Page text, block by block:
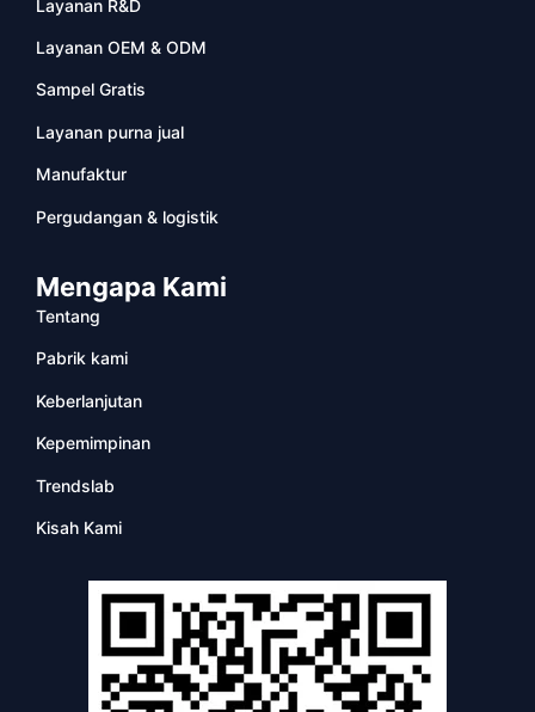
Layanan R&D
Layanan OEM & ODM
Sampel Gratis
Layanan purna jual
Manufaktur
Pergudangan & logistik
Mengapa Kami
Tentang
Pabrik kami
Keberlanjutan
Kepemimpinan
Trendslab
Kisah Kami